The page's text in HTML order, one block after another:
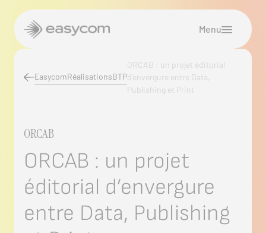
Nos expertises
Réalisations
Secteur d’activité
Ressources
Blog
On discute ?
Menu
EasycomRéalisationsBTP
ORCAB : un projet éditorial
d’envergure entre Data,
Publishing et Print
ORCAB
ORCAB : un projet
éditorial d’envergure
entre Data, Publishing
Panneau de gestion des cookies